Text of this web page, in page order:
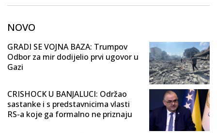
NOVO
GRADI SE VOJNA BAZA: Trumpov
Odbor za mir dodijelio prvi ugovor u
Gazi
CRISHOCK U BANJALUCI: Održao
sastanke i s predstavnicima vlasti
RS-a koje ga formalno ne priznaju